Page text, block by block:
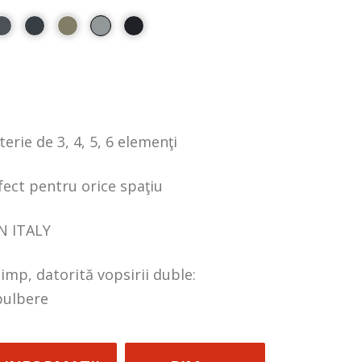
de 3, 4, 5, 6 elemenţi
pentru orice spaţiu
ITALY
datorită vopsirii duble: